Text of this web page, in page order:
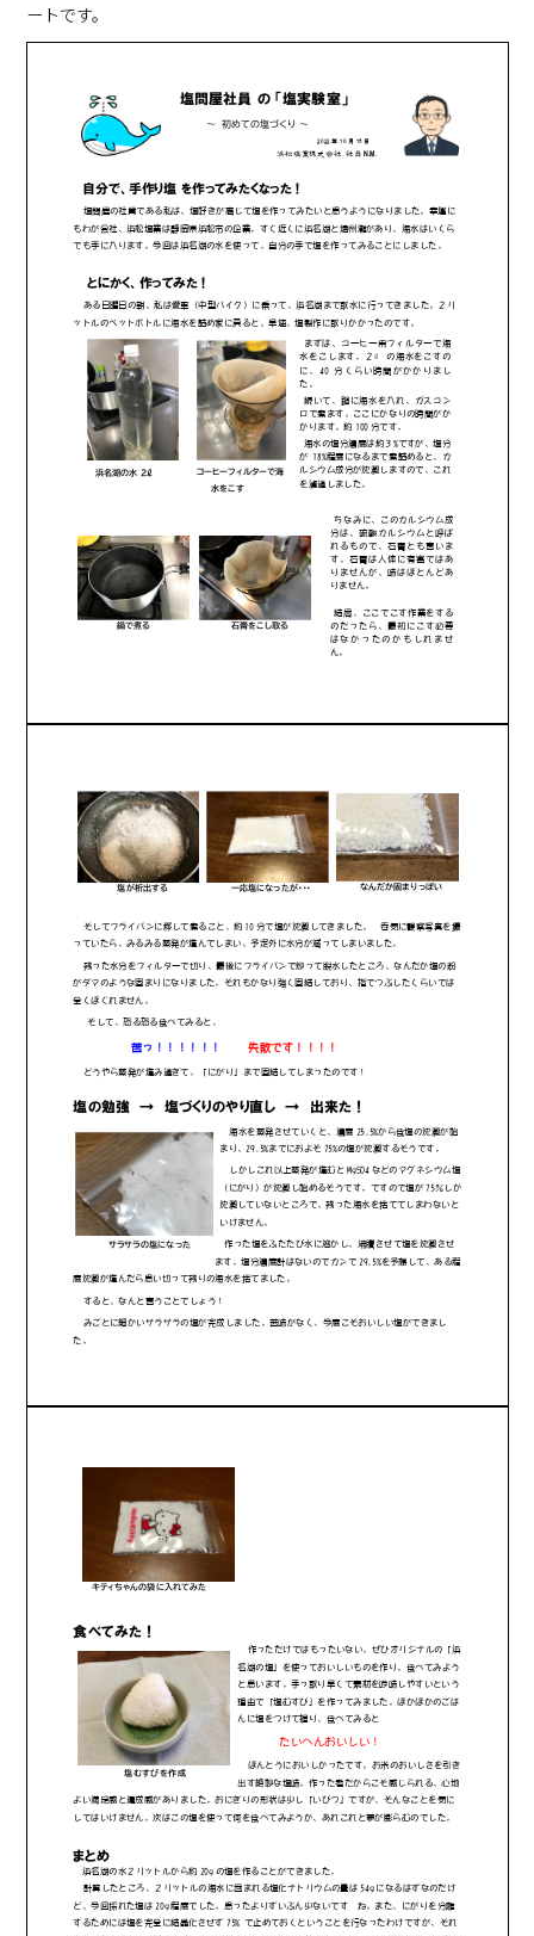
2023年9月22日
2022年10月18日
塩の活用／応用
塩問屋社員の「塩実験室」その１ ～初めての塩づく
り～
ートです。